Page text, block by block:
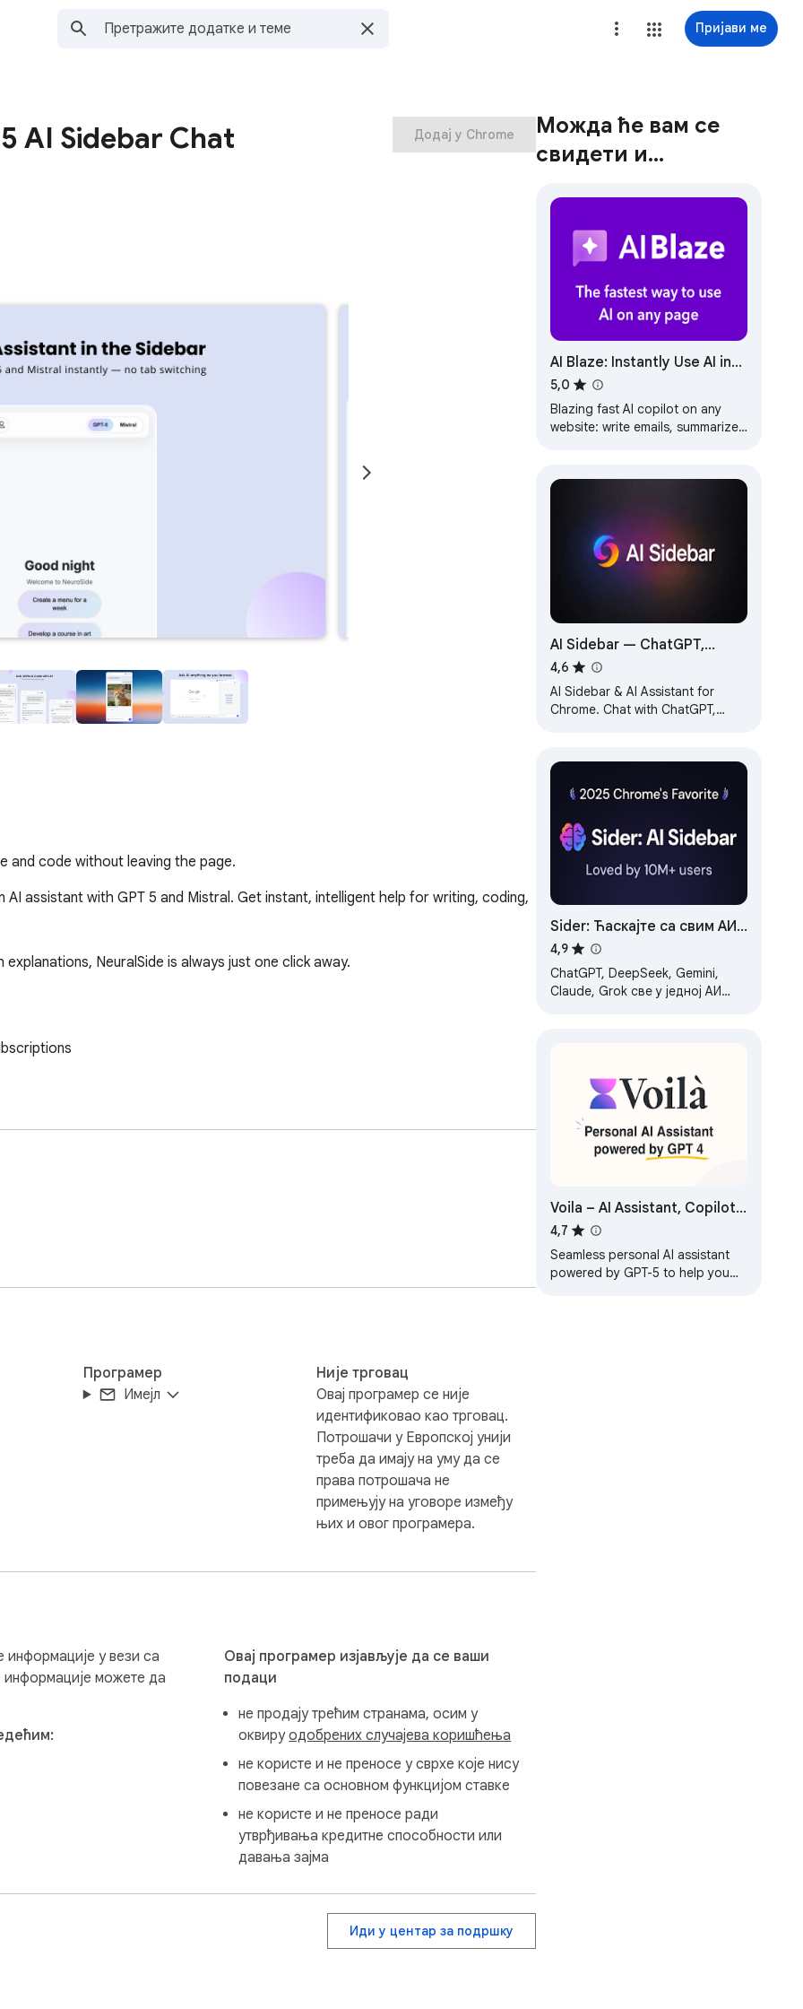
Пријави ме
AI Sidebar Chat Додај у Chrome
and code without leaving the page.
assistant with GPT 5 and Mistral. Get instant, intelligent help for writing, coding,
NeuralSide is always just one click away.
button to the left of the input field. 10 generation per day is available
Chrome sidebar, and make every browsing session smarter.
Програмер
Имејл
Није трговац
Овај програмер се није
идентификовао као трговац.
Потрошачи у Европској унији
треба да имају на уму да се
права потрошача не
примењују на уговоре између
њих и овог програмера.
информације у вези са
можете да
Овај програмер изјављује да се ваши
подаци
не продају трећим странама, осим у
оквируодобрених случајева коришћења
не користе и не преносе у сврхе које нису
повезане са основном функцијом ставке
не користе и не преносе ради
утврђивања кредитне способности или
давања зајма
Иди у центар за подршку
Можда ће вам се
свидети и…
AI Blaze: Instantly Use AI in
Any Webpage
5,0
Blazing fast AI copilot on any
website: write emails, summarize
Sonnet
AI Sidebar — ChatGPT,
Claude, Gemini — FREE &
Unlimited
4,6
AI Sidebar & AI Assistant for
Chrome. Chat with ChatGPT,
usage.
Sider: Ћаскајте са свим АИ:
GPT-5, Claude, DeepSeek,
Gemini, Grok
4,9
ChatGPT, DeepSeek, Gemini,
Claude, Grok све у једној АИ
Voila – AI Assistant, Copilot
and AI Writer
4,7
Seamless personal AI assistant
powered by GPT-5 to help you